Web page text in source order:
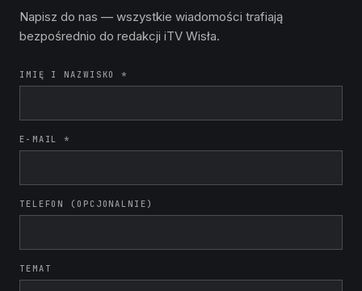
Napisz do nas — wszystkie wiadomości trafiają
bezpośrednio do redakcji iTV Wisła.
IMIĘ I NAZWISKO *
E-MAIL *
TELEFON (OPCJONALNIE)
TEMAT